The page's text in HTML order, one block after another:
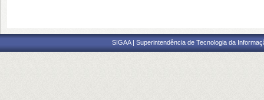
SIGAA | Superintendência de Tecnologia da